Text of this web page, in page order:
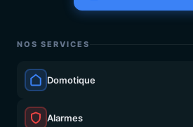
NOS SERVICES
Domotique
Alarmes